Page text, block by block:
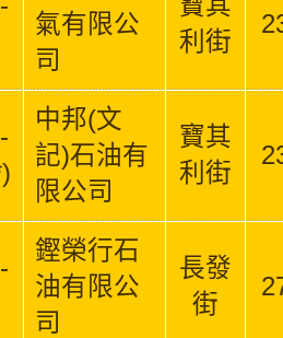
氣有限公
司
利街
中邦(文
記)石油有
限公司
寶其
利街
鏗榮行石
油有限公
司
長發
街